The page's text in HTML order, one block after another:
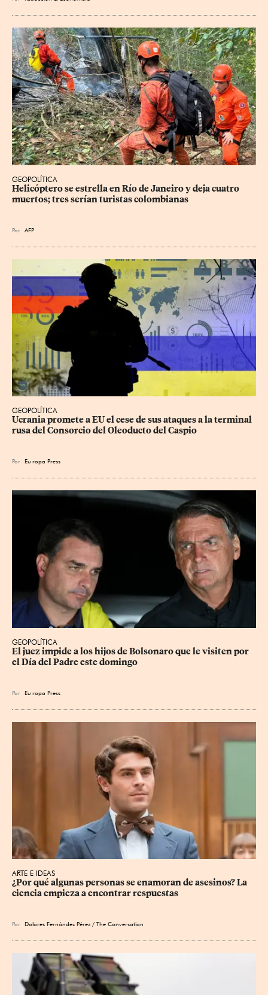
GEOPOLÍTICA
Helicóptero se estrella en Río de Janeiro y deja cuatro
muertos; tres serían turistas colombianas
Por AFP
GEOPOLÍTICA
Ucrania promete a EU el cese de sus ataques a la terminal
rusa del Consorcio del Oleoducto del Caspio
Por Eu ropa Press
GEOPOLÍTICA
El juez impide a los hijos de Bolsonaro que le visiten por
el Día del Padre este domingo
Por Eu ropa Press
ARTE E IDEAS
¿Por qué algunas personas se enamoran de asesinos? La
ciencia empieza a encontrar respuestas
Por Dolores Fernández Pérez / The Conversation